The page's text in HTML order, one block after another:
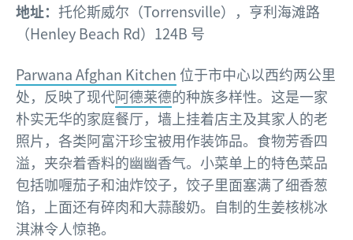
地址： 托伦斯威尔（Torrensville），亨利海滩路
（Henley Beach Rd）124B 号
Parwana Afghan Kitchen 位于市中心以西约两公里
处，反映了现代阿德莱德的种族多样性。这是一家
朴实无华的家庭餐厅，墙上挂着店主及其家人的老
照片，各类阿富汗珍宝被用作装饰品。食物芳香四
溢，夹杂着香料的幽幽香气。小菜单上的特色菜品
包括咖喱茄子和油炸饺子，饺子里面塞满了细香葱
馅，上面还有碎肉和大蒜酸奶。自制的生姜核桃冰
淇淋令人惊艳。